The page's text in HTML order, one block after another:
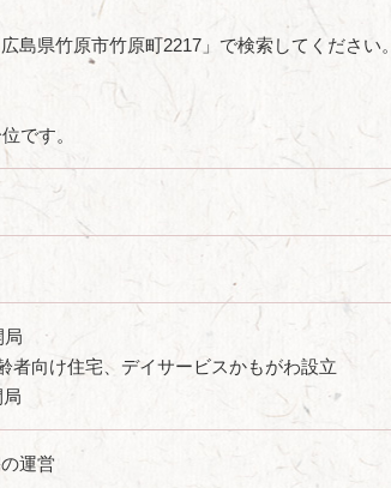
島県竹原市竹原町2217」で検索してください。
です。
向け住宅、デイサービスかもがわ設立
運営